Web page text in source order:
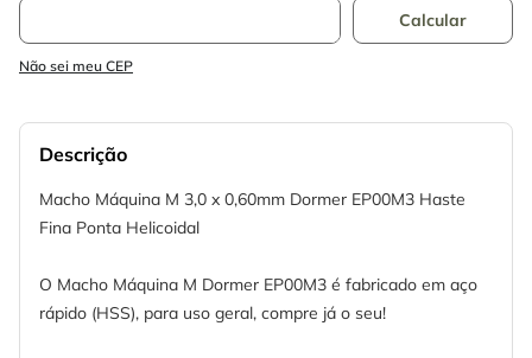
Não sei meu CEP
Descrição
Macho Máquina M 3,0 x 0,60mm Dormer EP00M3 Haste
Fina Ponta Helicoidal
O Macho Máquina M Dormer EP00M3 é fabricado em aço
rápido (HSS), para uso geral, compre já o seu!